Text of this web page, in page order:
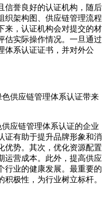
信誉良好的认证机构，随后
织架构图、供应链管理流程
来，认证机构会对提交的材
估实际操作情况。一旦通过
体系认证证书，并对外公
色供应链管理体系认证带来
供应链管理体系认证的企业
证有助于提升品牌形象和消
优势。其次，优化资源配置
运营成本。此外，提高供应
行业的健康发展。最重要的
极性，为行业树立标杆。